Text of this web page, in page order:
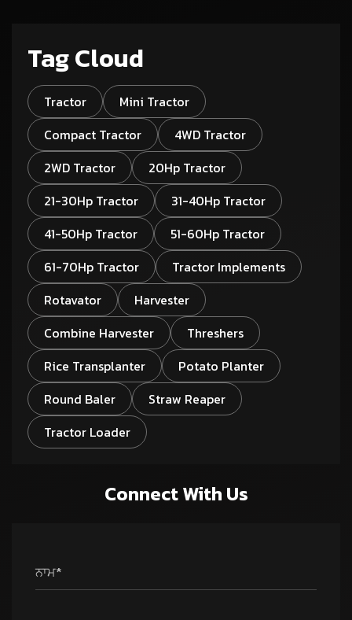
Tag Cloud
Tractor
Mini Tractor
Compact Tractor
4WD Tractor
2WD Tractor
20Hp Tractor
21-30Hp Tractor
31-40Hp Tractor
41-50Hp Tractor
51-60Hp Tractor
61-70Hp Tractor
Tractor Implements
Rotavator
Harvester
Combine Harvester
Threshers
Rice Transplanter
Potato Planter
Round Baler
Straw Reaper
Tractor Loader
Connect With Us
ਨਾਮ*